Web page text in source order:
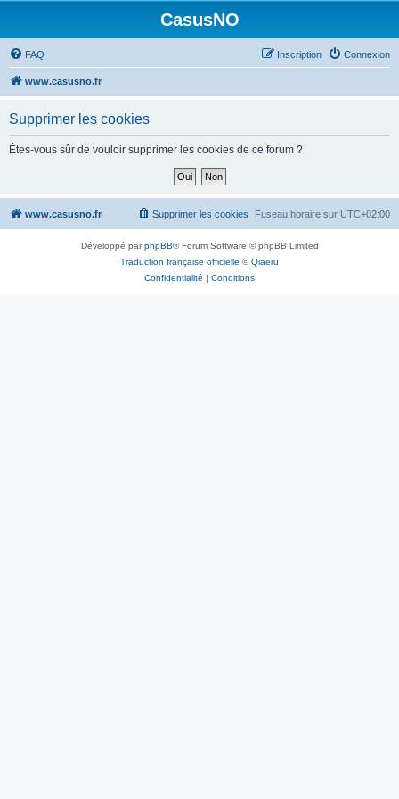
CasusNO
FAQ Connexion
Inscription
www.casusno.fr
Supprimer les cookies
Êtes-vous sûr de vouloir supprimer les cookies de ce forum ?
www.casusno.fr Fuseau horaire sur UTC+02:00
Supprimer les cookies
Développé parphpBB® Forum Software © phpBB Limited
Traduction française officielle ©Qiaeru
Confidentialité | Conditions